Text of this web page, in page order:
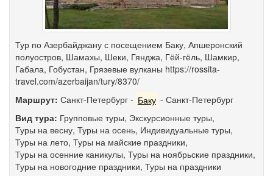
Тур по Азербайджану с посещением Баку, Апшеронский
полуостров, Шамахы, Шеки, Гянджа, Гёй-гёль, Шамкир,
Габала, Гобустан, Грязевые вулканы https://rossita-
travel.com/azerbaijan/tury/8370/
Маршрут: Санкт-Петербург - Баку - Санкт-Петербург
Вид тура: Групповые туры, Экскурсионные туры,
Туры на весну, Туры на осень, Индивидуальные туры,
Туры на лето, Туры на майские праздники,
Туры на осенние каникулы, Туры на ноябрьские праздники,
Туры на новогодние праздники, Туры на праздники